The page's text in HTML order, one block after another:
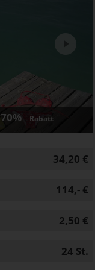
70% Rabatt
34,20 €
114,- €
2,50 €
24 St.